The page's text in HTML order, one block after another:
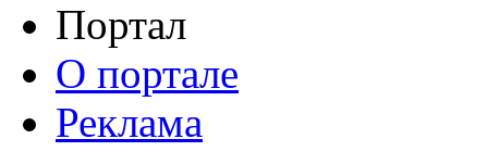
Портал
О портале
Реклама